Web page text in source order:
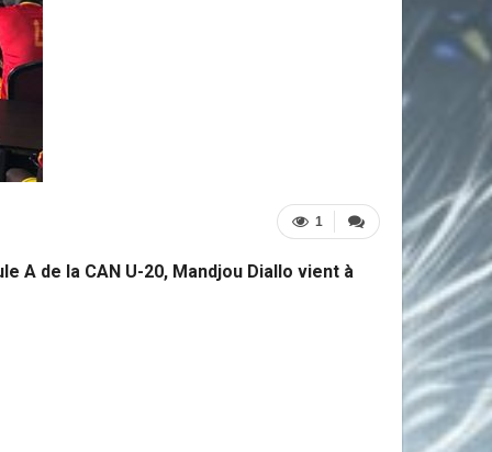
1
A de la CAN U-20, Mandjou Diallo vient à